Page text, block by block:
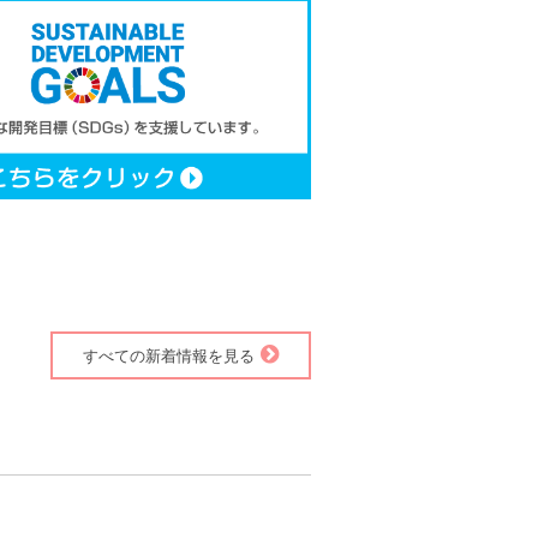
すべての新着情報を見る